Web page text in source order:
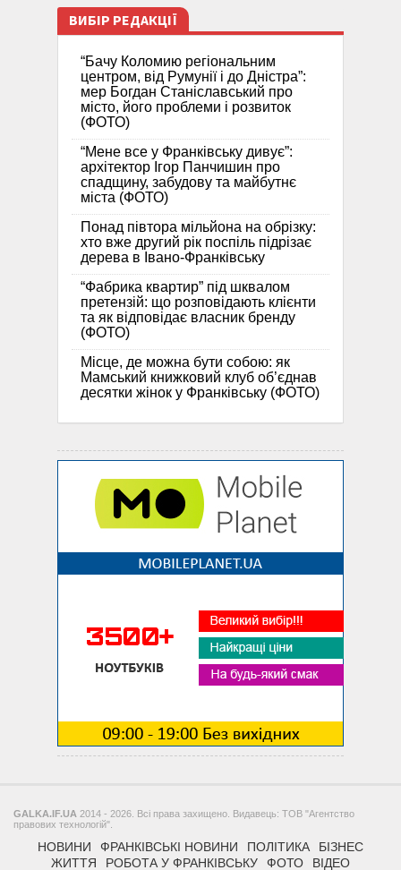
ВИБІР РЕДАКЦІЇ
“Бачу Коломию регіональним
центром, від Румунії і до Дністра”:
мер Богдан Станіславський про
місто, його проблеми і розвиток
(ФОТО)
“Мене все у Франківську дивує”:
архітектор Ігор Панчишин про
спадщину, забудову та майбутнє
міста (ФОТО)
Понад півтора мільйона на обрізку:
хто вже другий рік поспіль підрізає
дерева в Івано-Франківську
“Фабрика квартир” під шквалом
претензій: що розповідають клієнти
та як відповідає власник бренду
(ФОТО)
Місце, де можна бути собою: як
Мамський книжковий клуб об’єднав
десятки жінок у Франківську (ФОТО)
GALKA.IF.UA 2014 - 2026. Всі права захищено. Видавець: ТОВ "Агентство
правових технологій".
НОВИНИ ФРАНКІВСЬКІ НОВИНИ ПОЛІТИКА
БІЗНЕС
ЖИТТЯ
РОБОТА У ФРАНКІВСЬКУ ФОТО ВІДЕО